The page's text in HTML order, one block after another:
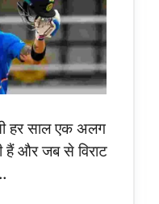
हर साल एक अलग
हैं और जब से विराट